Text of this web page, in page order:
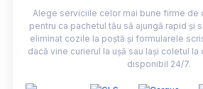
Alege serviciile celor mai bune firme de
pentru ca pachetul tău să ajungă rapid și
eliminat cozile la poștă și formularele
dacă vine curierul la ușă sau lași coletul
disponibil 24/7.